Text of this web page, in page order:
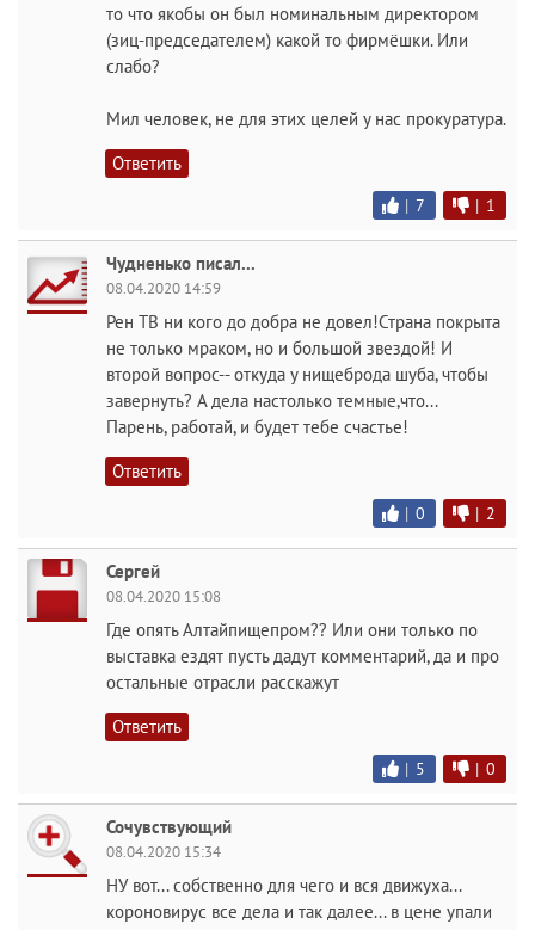
то что якобы он был номинальным директором
(зиц-председателем) какой то фирмёшки. Или
слабо?
Мил человек, не для этих целей у нас прокуратура.
Ответить
| 7 | 1
Чудненько писал...
08.04.2020 14:59
Рен ТВ ни кого до добра не довел!Страна покрыта
не только мраком, но и большой звездой! И
второй вопрос-- откуда у нищеброда шуба, чтобы
завернуть? А дела настолько темные,что...
Парень, работай, и будет тебе счастье!
Ответить
| 0 | 2
Сергей
08.04.2020 15:08
Где опять Алтайпищепром?? Или они только по
выставка ездят пусть дадут комментарий, да и про
остальные отрасли расскажут
Ответить
| 5 | 0
Сочувствующий
08.04.2020 15:34
НУ вот... собственно для чего и вся движуха...
короновирус все дела и так далее... в цене упали